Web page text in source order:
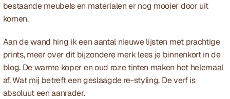
bestaande meubels en materialen er nog mooier door uit
komen.
Aan de wand hing ik een aantal nieuwe lijsten met prachtige
prints, meer over dit bijzondere merk lees je binnenkort in de
blog. De warme koper en oud roze tinten maken het helemaal
af. Wat mij betreft een geslaagde re-styling. De verf is
absoluut een aanrader.